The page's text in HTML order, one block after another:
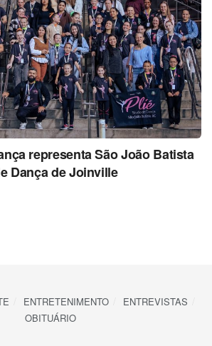
representa São João Batista
Dança de Joinville
ENTRETENIMENTO
ENTREVISTAS
OBITUÁRIO